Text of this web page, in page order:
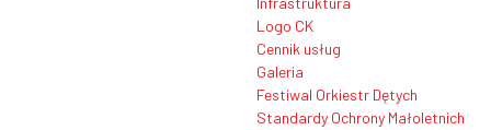
Logo CK
Cennik usług
Galeria
Festiwal Orkiestr Dętych
Standardy Ochrony Małoletnich